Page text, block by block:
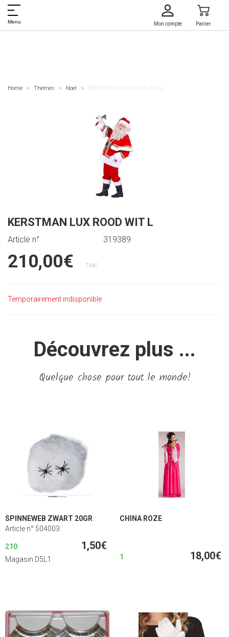
Menu Mon compte Panier
Home Thèmes Noel KERSTMAN LUX ROOD WIT L
KERSTMAN LUX ROOD WIT L
Article n° 319389
210,00€ TVAC
Temporairement indisponible
Découvrez plus ...
Quelque chose pour tout le monde!
SPINNEWEB ZWART 20GR
Article n° 504003
210 1,50€
Magasin D5L1
CHINA ROZE
1 18,00€